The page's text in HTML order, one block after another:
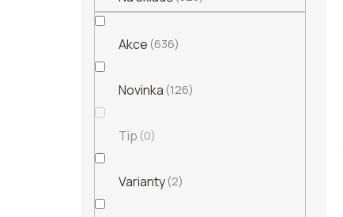
Akce 636
Novinka 126
Tip 0
Varianty 2